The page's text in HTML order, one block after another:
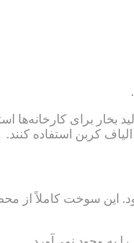
برای کارخانه‌ها
کربن استفاده کنند.
این سوخت کاملاً از